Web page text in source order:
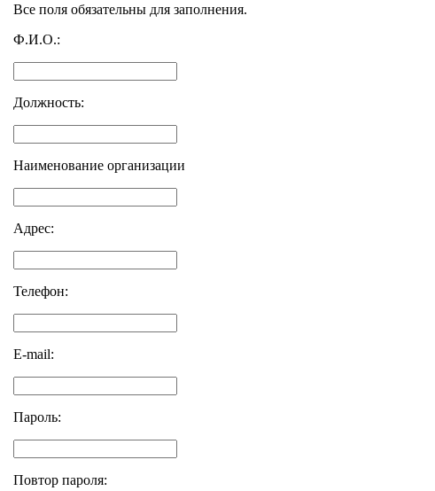
Все поля обязательны для заполнения.
Ф.И.О.:
Должность:
Наименование организации
Адрес:
Телефон:
E-mail:
Пароль:
Повтор пароля: